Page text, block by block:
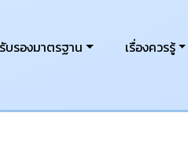
บรองมาตรฐาน เรื่องควรรู้